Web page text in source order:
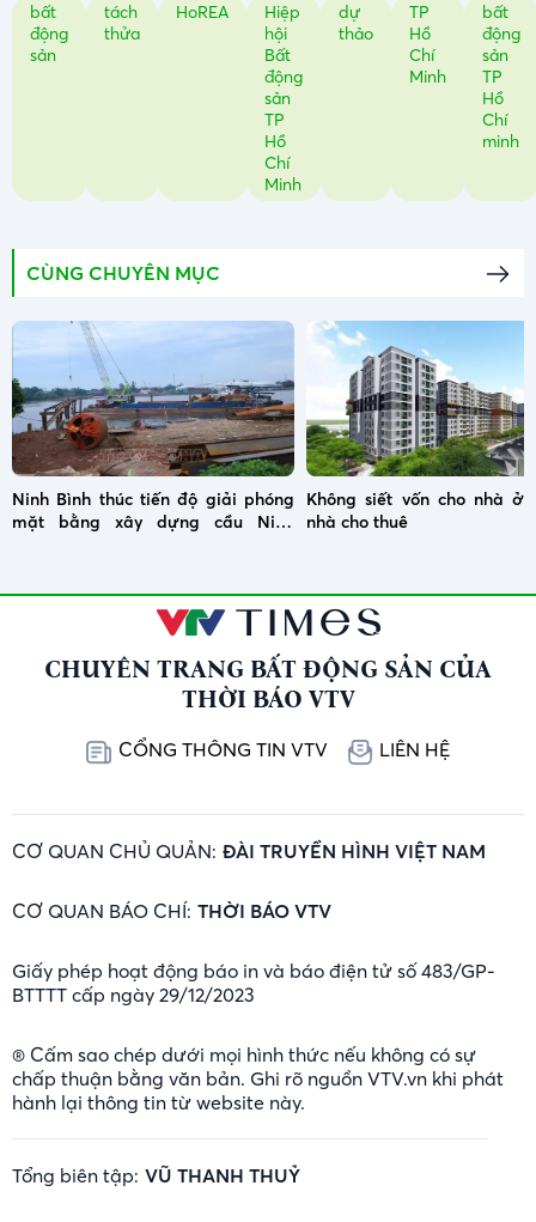
bất
động
sản
tách
thửa
HoREA
Hiệp
hội
Bất
động
sản
TP
Hồ
Chí
Minh
dự
thảo
TP
Hồ
Chí
Minh
bất
động
sản
TP
Hồ
Chí
minh
CÙNG CHUYÊN MỤC
Ninh Bình thúc tiến độ giải phóng
mặt bằng xây dựng cầu Ninh
Không siết vốn cho nhà ở
nhà cho thuê
CHUYÊN TRANG BẤT ĐỘNG SẢN CỦA
THỜI BÁO VTV
CỔNG THÔNG TIN VTV LIÊN HỆ
CƠ QUAN CHỦ QUẢN: ĐÀI TRUYỀN HÌNH VIỆT NAM
CƠ QUAN BÁO CHÍ: THỜI BÁO VTV
Giấy phép hoạt động báo in và báo điện tử số 483/GP-
BTTTT cấp ngày 29/12/2023
® Cấm sao chép dưới mọi hình thức nếu không có sự
chấp thuận bằng văn bản. Ghi rõ nguồn VTV.vn khi phát
hành lại thông tin từ website này.
Tổng biên tập: VŨ THANH THUỶ